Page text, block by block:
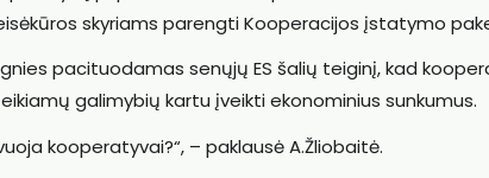
skyriams parengti Kooperacijos įstatymo
pacituodamas senųjų ES šalių teiginį, kad
galimybių kartu įveikti ekonominius sunkumus.
kooperatyvai?“, – paklausė A.Žliobaitė.